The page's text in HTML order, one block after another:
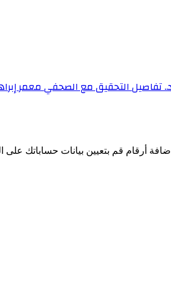
تفاصيل التحقيق مع الصحفي معمر
أرقام قم بتعيين بيانات حساباتك على